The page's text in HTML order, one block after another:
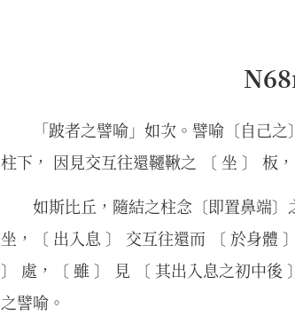
「跛者之譬喻」如次。譬喻〔自己
柱下， 因見交互往還韆鞦之 〔 坐 〕 板
如斯比丘，隨結之柱念〔即置鼻端
坐，〔 出入息 〕 交互往還而 〔 於身體
〕 處，〔 雖 〕 見 〔 其出入息之初中後
之譬喻。